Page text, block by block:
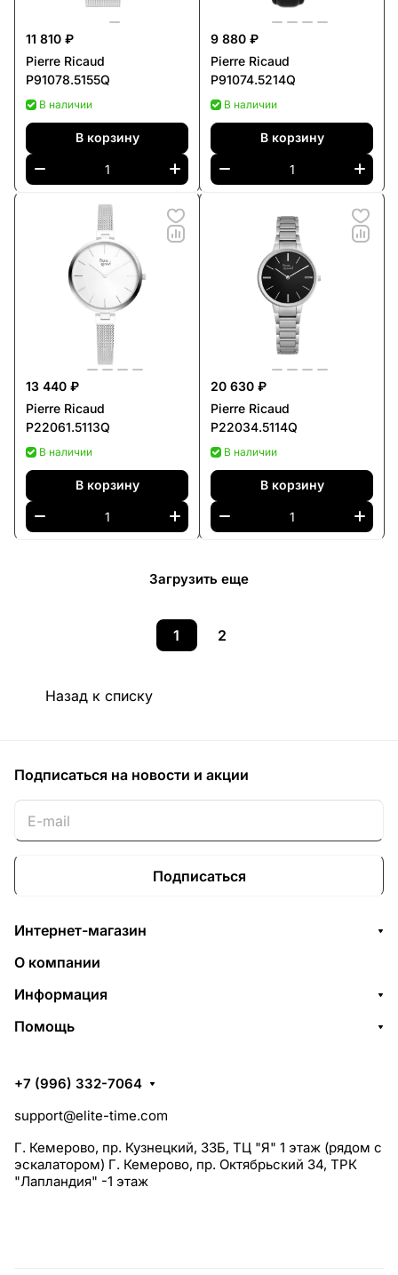
11 810 ₽
Pierre Ricaud
P91078.5155Q
В наличии
В корзину
9 880 ₽
Pierre Ricaud
P91074.5214Q
В наличии
В корзину
13 440 ₽
Pierre Ricaud
P22061.5113Q
В наличии
В корзину
20 630 ₽
Pierre Ricaud
P22034.5114Q
В наличии
В корзину
Загрузить еще
1 2
Назад к списку
Подписаться на новости и акции
Подписаться
Интернет-магазин
О компании
Информация
Помощь
+7 (996) 332-7064
support@elite-time.com
Г. Кемерово, пр. Кузнецкий, 33Б, ТЦ "Я" 1 этаж (рядом с
эскалатором) Г. Кемерово, пр. Октябрьский 34, ТРК
"Лапландия" -1 этаж